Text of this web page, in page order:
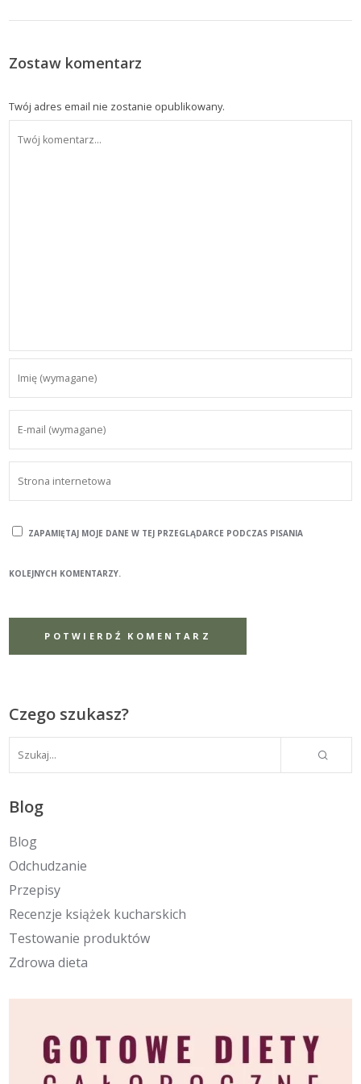
Zostaw komentarz
Twój adres email nie zostanie opublikowany.
ZAPAMIĘTAJ MOJE DANE W TEJ PRZEGLĄDARCE PODCZAS PISANIA
KOLEJNYCH KOMENTARZY.
Czego szukasz?
Blog
Blog
Odchudzanie
Przepisy
Recenzje książek kucharskich
Testowanie produktów
Zdrowa dieta